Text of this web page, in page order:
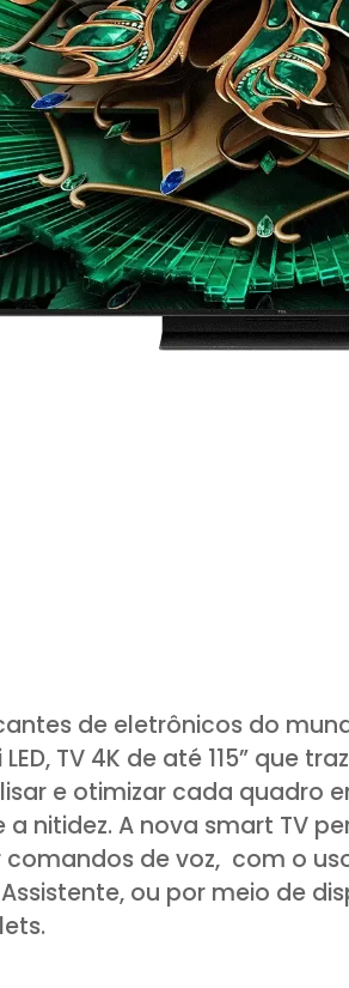
de eletrônicos do
TV 4K de até 115” que
e otimizar cada quadro
nitidez. A nova smart TV
de voz, com o
ou por meio de